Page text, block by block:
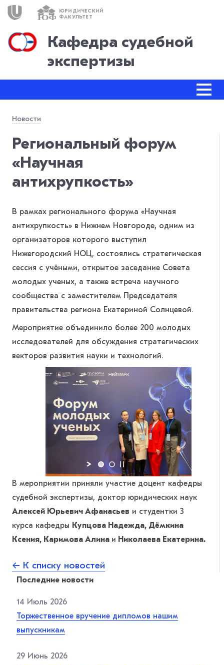
ЮФ
ЮРИДИЧЕСКИЙ
ФАКУЛЬТЕТ
Кафедра судебной
экспертизы
Новости
Региональный форум
«Научная
антихрупкость»
В рамках регионального форума «Научная
антихрупкость» в Нижнем Новгороде, одним из
организаторов которого выступил
Нижегородский НОЦ, состоялись стратегическая
сессия с учёными, открытое заседание Совета
молодых ученых, а также встреча научного
сообщества с заместителем Председателя
правительства региона Екатериной Солнцевой.
Мероприятие объединило более 200 молодых
исследователей для обсуждения стратегических
векторов развития науки и технологий.
В мероприятии приняли участие доцент кафедры
судебной экспертизы, доктор юридических наук
Алексей Юрьевич Афанасьев и студентки 3
курса кафедры Купцова Надежда, Дёмкина
Ксения, Каримова Алина и Николаева Екатерина.
← К списку новостей
Последние новости
14 Июль 2026
Торжественное вручение дипломов нашим
выпускникам
29 Июнь 2026